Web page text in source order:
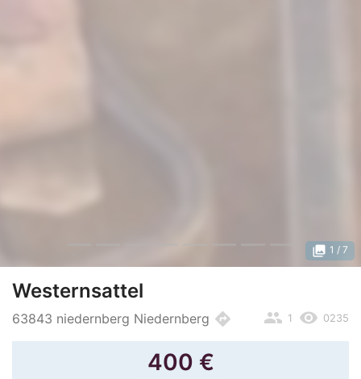
photo_library 1 / 7
Westernsattel
63843 niedernberg Niedernberg directions remove_red_eye 0235
people 1
400 €